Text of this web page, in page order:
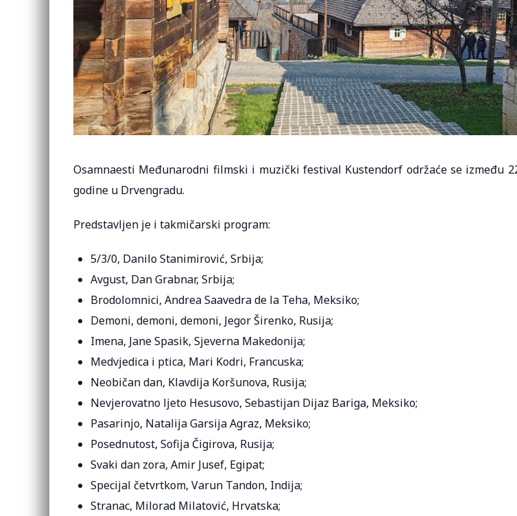
Osamnaesti Međunarodni filmski i muzički festival Kustendorf održaće se između
godine u Drvengradu.
Predstavljen je i takmičarski program:
5/3/0, Danilo Stanimirović, Srbija;
Avgust, Dan Grabnar, Srbija;
Brodolomnici, Andrea Saavedra de la Teha, Meksiko;
Demoni, demoni, demoni, Jegor Širenko, Rusija;
Imena, Jane Spasik, Sjeverna Makedonija;
Medvjedica i ptica, Mari Kodri, Francuska;
Neobičan dan, Klavdija Koršunova, Rusija;
Nevjerovatno ljeto Hesusovo, Sebastijan Dijaz Bariga, Meksiko;
Pasarinjo, Natalija Garsija Agraz, Meksiko;
Posednutost, Sofija Čigirova, Rusija;
Svaki dan zora, Amir Jusef, Egipat;
Specijal četvrtkom, Varun Tandon, Indija;
Stranac, Milorad Milatović, Hrvatska;